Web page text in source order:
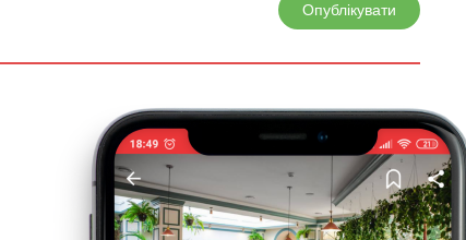
Опублікувати